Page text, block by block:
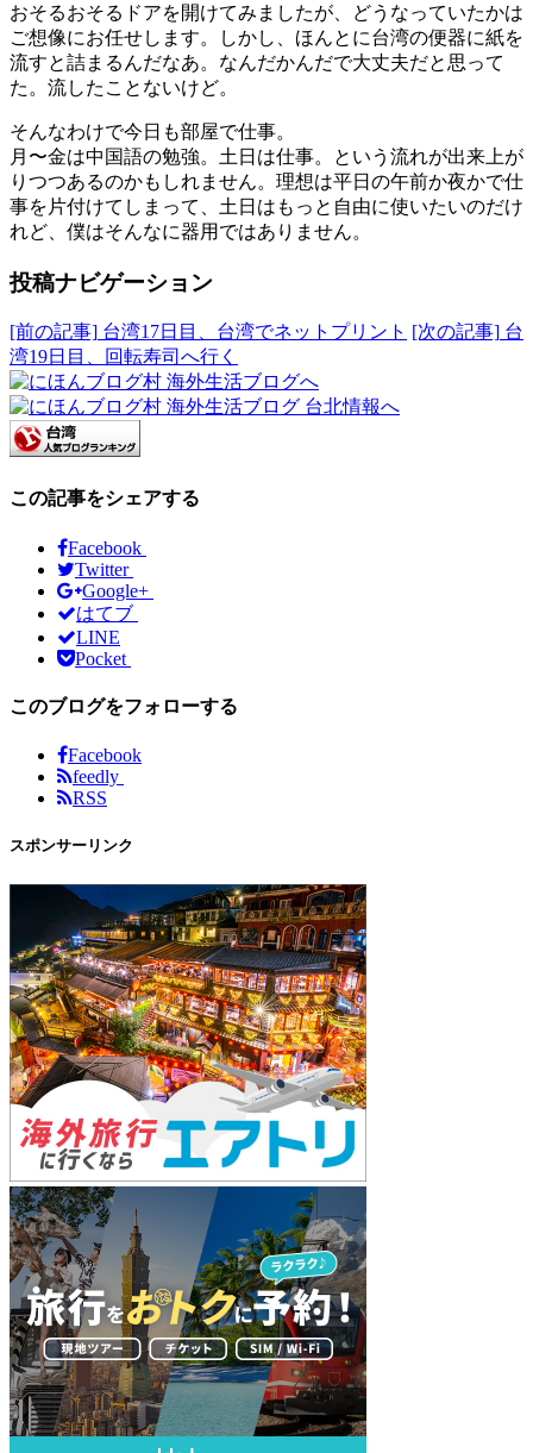
おそるおそるドアを開けてみましたが、どうなっていたかは
ご想像にお任せします。しかし、ほんとに台湾の便器に紙を
流すと詰まるんだなあ。なんだかんだで大丈夫だと思って
た。流したことないけど。
そんなわけで今日も部屋で仕事。
月〜金は中国語の勉強。土日は仕事。という流れが出来上が
りつつあるのかもしれません。理想は平日の午前か夜かで仕
事を片付けてしまって、土日はもっと自由に使いたいのだけ
れど、僕はそんなに器用ではありません。
投稿ナビゲーション
[前の記事] 台湾17日目、台湾でネットプリント [次の記事] 台
湾19日目、回転寿司へ行く
この記事をシェアする
Facebook
Twitter
Google+
はてブ
LINE
Pocket
このブログをフォローする
Facebook
feedly
RSS
スポンサーリンク